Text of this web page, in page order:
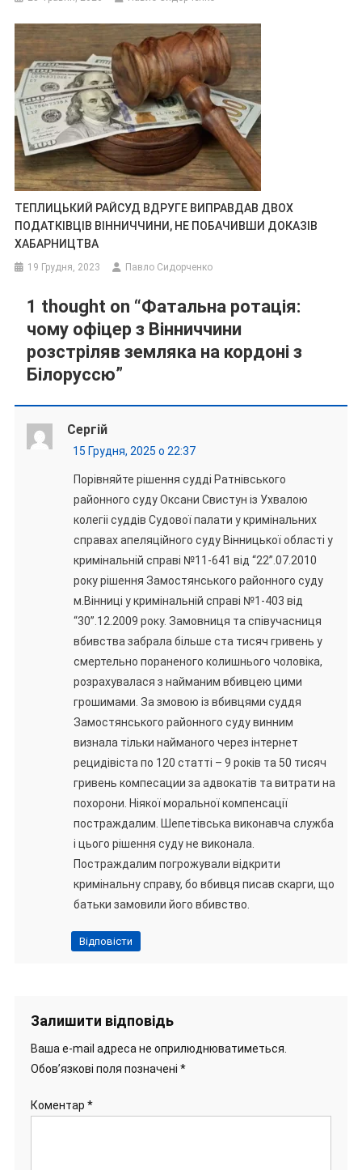
ТЕПЛИЦЬКИЙ РАЙСУД ВДРУГЕ ВИПРАВДАВ ДВОХ
ПОДАТКІВЦІВ ВІННИЧЧИНИ, НЕ ПОБАЧИВШИ ДОКАЗІВ
ХАБАРНИЦТВА
19 Грудня, 2023 Павло Сидорченко
1 thought on “Фатальна ротація:
чому офіцер з Вінниччини
розстріляв земляка на кордоні з
Білоруссю”
Сергій
15 Грудня, 2025 о 22:37
Порівняйте рішення судді Ратнівського
районного суду Оксани Свистун із Ухвалою
колегіі суддів Судової палати у кримінальних
справах апеляційного суду Вінницької області у
кримінальній справі №11-641 від “22”.07.2010
року рішення Замостянського районного суду
м.Вінниці у кримінальній справі №1-403 від
“30”.12.2009 року. Замовниця та співучасниця
вбивства забрала більше ста тисяч гривень у
смертельно пораненого колишнього чоловіка,
розрахувалася з найманим вбивцею цими
грошимами. За змовою із вбивцями суддя
Замостянського районного суду винним
визнала тільки найманого через інтернет
рецидівіста по 120 статті – 9 років та 50 тисяч
гривень компесации за адвокатів та витрати на
похорони. Ніякої моральної компенсації
постраждалим. Шепетівська виконавча служба
і цього рішення суду не виконала.
Постраждалим погрожували відкрити
кримінальну справу, бо вбивця писав скарги, що
батьки замовили його вбивство.
Відповісти
Залишити відповідь
Ваша e-mail адреса не оприлюднюватиметься.
Обов’язкові поля позначені *
Коментар *